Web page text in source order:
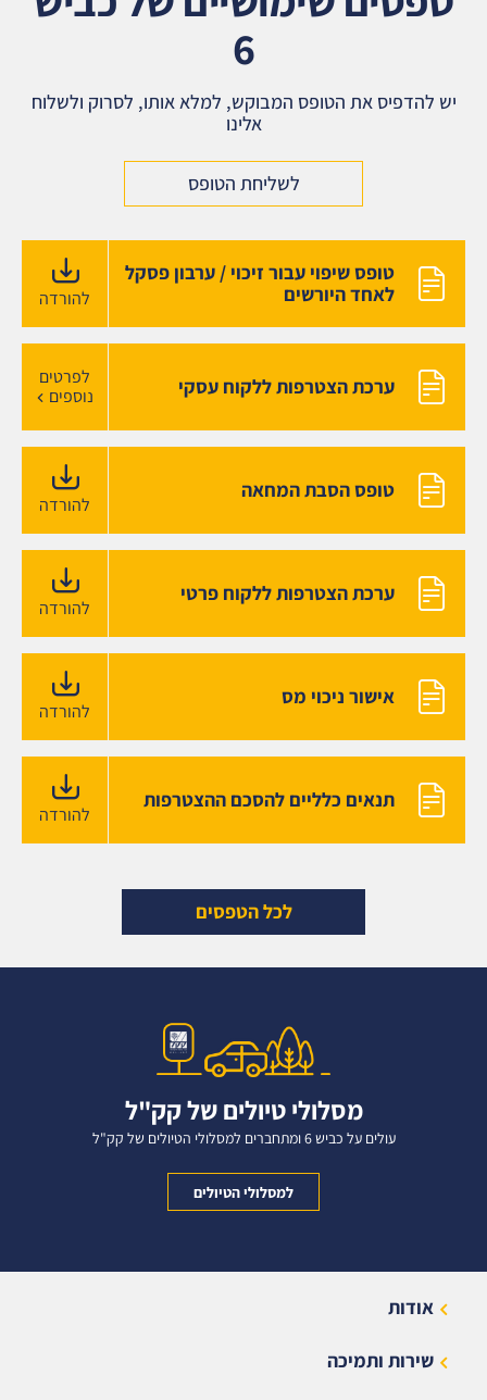
6
יש להדפיס את הטופס המבוקש, למלא אותו, לסרוק ולשלוח
אלינו
לשליחת הטופס
טופס שיפוי עבור זיכוי / ערבון פסקל
לאחד היורשים
להורדה
ערכת הצטרפות ללקוח עסקי
לפרטים
נוספים
טופס הסבת המחאה
להורדה
ערכת הצטרפות ללקוח פרטי
להורדה
אישור ניכוי מס
להורדה
תנאים כלליים להסכם ההצטרפות
להורדה
לכל הטפסים
מסלולי טיולים של קק"ל
עולים על כביש 6 ומתחברים למסלולי הטיולים של קק"ל
למסלולי הטיולים
אודות
שירות ותמיכה